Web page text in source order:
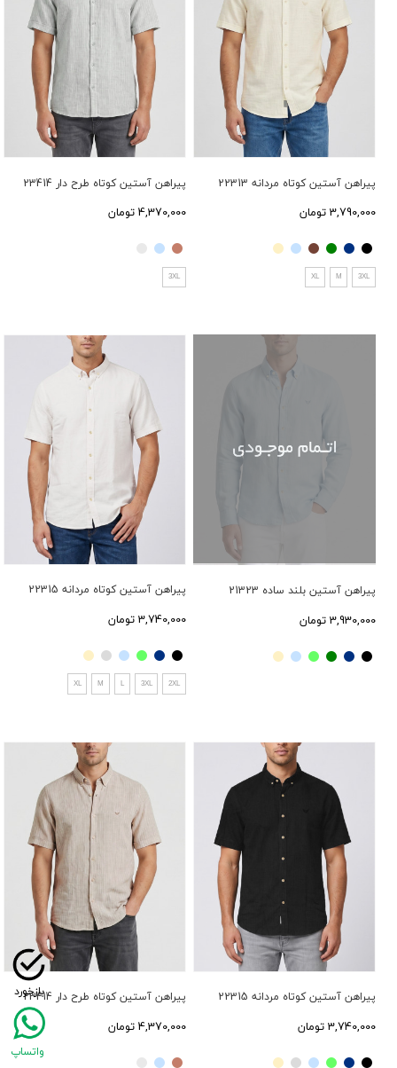
پیراهن آستین کوتاه مردانه 22313
3,790,000 تومان
3XL
M
XL
پیراهن آستین کوتاه طرح دار 23414
4,370,000 تومان
3XL
پیراهن آستین بلند ساده 21323
3,930,000 تومان
پیراهن آستین کوتاه مردانه 22315
3,740,000 تومان
2XL
3XL
L
M
XL
پیراهن آستین کوتاه مردانه 22315
3,740,000 تومان
پیراهن آستین کوتاه طرح دار 23414
4,370,000 تومان